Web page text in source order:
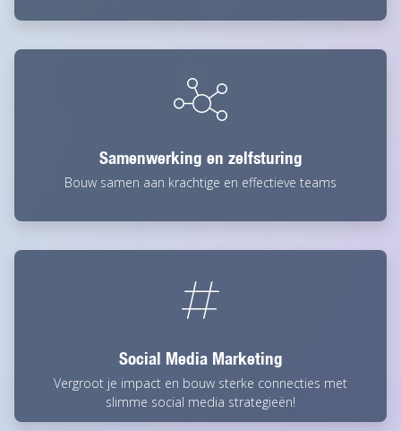
Samenwerking en zelfsturing
Bouw samen aan krachtige en effectieve teams
Social Media Marketing
Vergroot je impact en bouw sterke connecties met
slimme social media strategieën!